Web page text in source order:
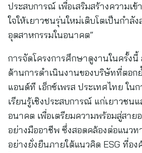
ประสบการณ์ เพื่อเสริมสร้างความเข้
ใจให้เยาวชนรุ่นใหม่เติบโตเป็นกำลั
อุตสาหกรรมในอนาคต”
การจัดโครงการศึกษาดูงานในครั้ง
ด้านการดำเนินงานของบริษัทที่ตอก
แอนด์ที เอ็กซ์เพรส ประเทศไทย ใน
เรียนรู้เชิงประสบการณ์ แก่เยาวชน
อนาคต เพื่อเตรียมความพร้อมสู่สาย
อย่างมืออาชีพ ซึ่งสอดคล้องต่อแนวท
อย่างยั่งยืนภายใต้แนวคิด ESG ที่อ